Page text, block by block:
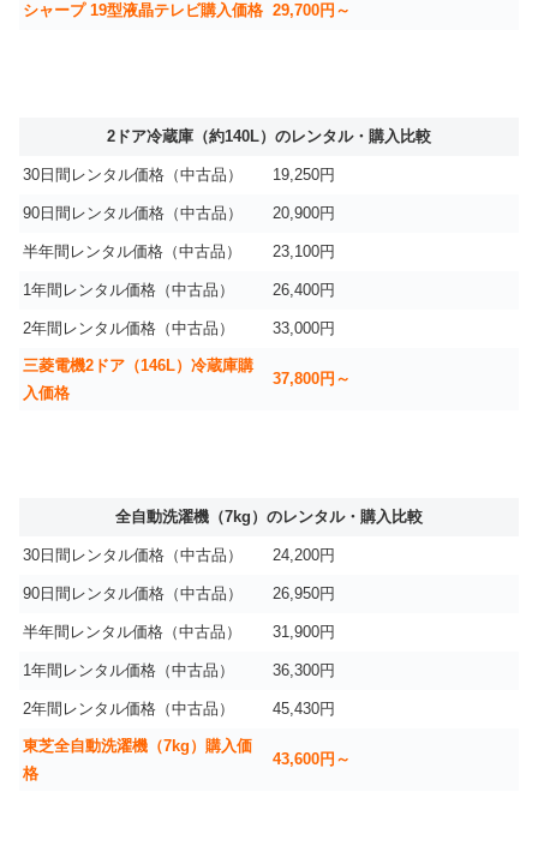
シャープ 19型液晶テレビ購入価格 29,700円～
2ドア冷蔵庫（約140L）のレンタル・購入比較
30日間レンタル価格（中古品） 19,250円
90日間レンタル価格（中古品） 20,900円
半年間レンタル価格（中古品） 23,100円
1年間レンタル価格（中古品） 26,400円
2年間レンタル価格（中古品） 33,000円
三菱電機2ドア（146L）冷蔵庫購
入価格
37,800円～
全自動洗濯機（7kg）のレンタル・購入比較
30日間レンタル価格（中古品） 24,200円
90日間レンタル価格（中古品） 26,950円
半年間レンタル価格（中古品） 31,900円
1年間レンタル価格（中古品） 36,300円
2年間レンタル価格（中古品） 45,430円
東芝全自動洗濯機（7kg）購入価
格
43,600円～